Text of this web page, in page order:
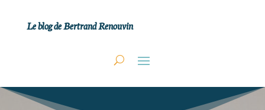
Le blog de Bertrand Renouvin